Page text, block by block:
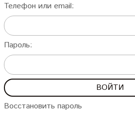
Телефон или email:
Пароль:
Восстановить пароль